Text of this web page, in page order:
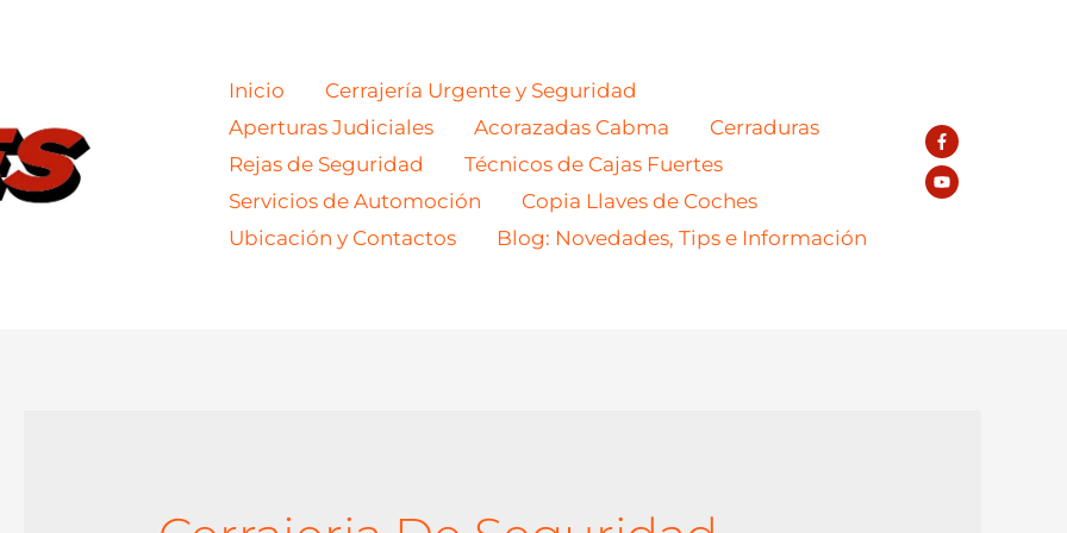
Inicio
Cerrajería Urgente y Seguridad
Aperturas Judiciales
Acorazadas Cabma
Cerraduras
Rejas de Seguridad
Técnicos de Cajas Fuertes
Servicios de Automoción
Copia Llaves de Coches
Ubicación y Contactos
Blog: Novedades, Tips e Información